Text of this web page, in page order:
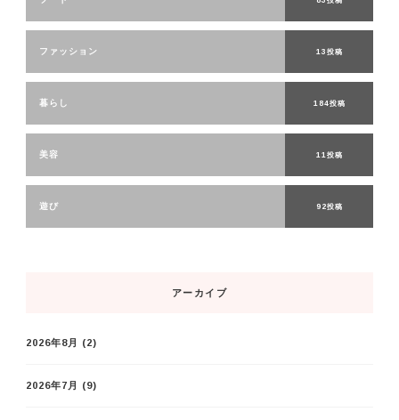
ファッション 13投稿
暮らし 184投稿
美容 11投稿
遊び 92投稿
アーカイブ
2026年8月 (2)
2026年7月 (9)